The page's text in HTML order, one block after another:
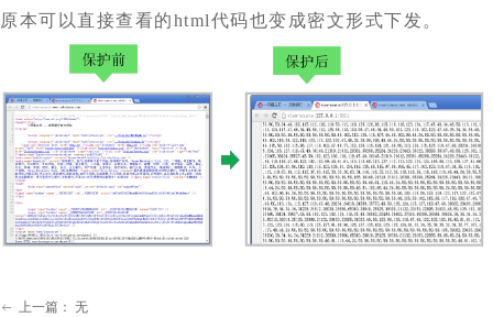
原本可以直接查看的html代码也变成密文形式下发。
ꂃ 上一篇： 无